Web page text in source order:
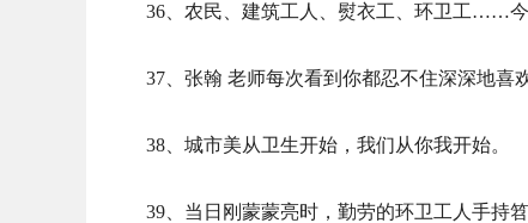
36、农民、建筑工人、熨衣工、环卫工……
37、张翰 老师每次看到你都忍不住深深地喜
38、城市美从卫生开始，我们从你我开始。
39、当日刚蒙蒙亮时，勤劳的环卫工人手持